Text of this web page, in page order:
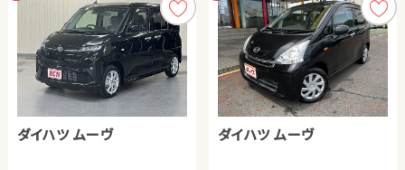
ダイハツ ムーヴ ダイハツ ムーヴ